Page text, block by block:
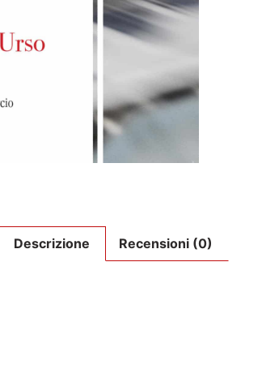
Descrizione Recensioni (0)